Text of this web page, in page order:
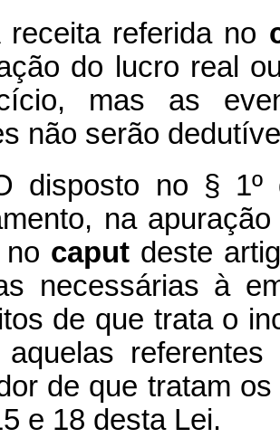
receita referida no
do lucro real
mas as
não serão
disposto no § 1º
na
caput deste
necessárias à
de que trata o
aquelas
de que tratam
e 18 desta Lei.